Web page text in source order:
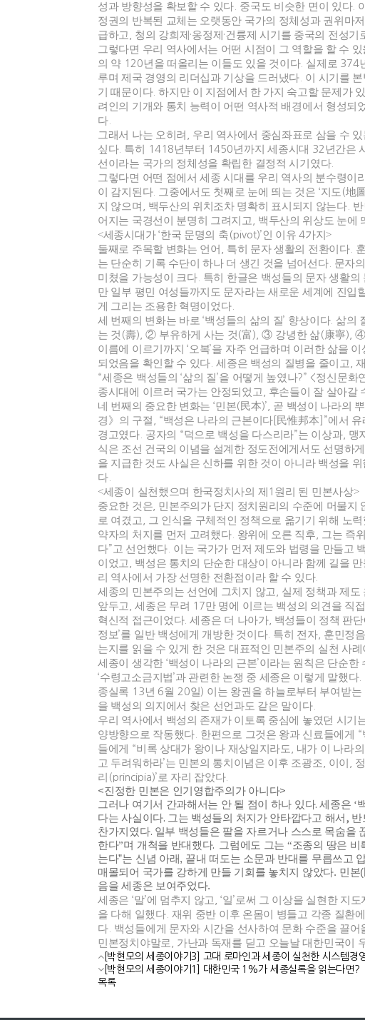
성과 방향성을 확보할 수 있다 중국도 비슷한 면이 있다.
정권의 반복된 교체는 오랫동안 국가의 정체성과 권위마
급하고
청의 강희제 ·옹정제 ·건륭제 시기를 중국의 전성기
그렇다면 우리 역사에서는 어떤 시점이 그 역할을 할 수 있
의 약 120 년을 떠올리는 이들도 있을 것이다. 실제로 374
루며 제국 경영의 리더십과 기상을 드러냈다 이 시기를
기 때문이다.하지만 이 지점에서 한 가지 숙고할 문제가
려인의 기개와 통치 능력이 어떤 역사적 배경에서 형성되
다.
그래서 나는 오히려 우리 역사에서 중심좌표로 삼을 수
싶다. 특히 1418 년부터 1450 년까지 세종시대 32 년간은
선이라는 국가의 정체성을 확립한 결정적 시기였다.
그렇다면 어떤 점에서 세종 시대를 우리 역사의 분수령이
이 감지된다. 그중에서도 첫째로 눈에 띄는 것은 ‘지도 (地圖
지 않으며
백두산의 위치조차 명확히 표시되지 않는다.
어지는 국경선이 분명히 그려지고
백두산의 위상도 눈에
<세종시대가 ‘한국 문명의 축 (pivot)’인 이유4가지>
둘째로 주목할 변화는 언어
특히 문자 생활의 전환이다.
는 단순히 기록 수단이 하나 더 생긴 것을 넘어선다. 문자
미쳤을 가능성이 크다. 특히 한글은 백성들의 문자 생활
만 일부 평민 여성들까지도 문자라는 새로운 세계에 진입
게 그리는 조용한 혁명이었다.
세 번째의 변화는 바로‘백성들의 삶의 질’ 향상이다. 삶의
는 것 (壽),② 부유하게 사는 것 (富 ),③ 강녕한 삶( 康寧), ④
이름에 이르기까지 ‘ 오복’을 자주 언급하며 이러한 삶을
되었음을 확인할 수 있다 .세종은 백성의 질병을 줄이고
“세종은 백성들의‘삶의 질’을 어떻게 높였나?” <정신문화
종시대에 이르러 국가는 안정되었고
후손들이 잘 살아갈
네 번째의 중요한 변화는 ‘민본( 民本)’, 곧 백성이 나라의
경》 의 구절 , “백성은 나라의 근본이다[ 民惟邦本 ]”에서 유
경고였다. 공자의 “덕으로 백성을 다스리라”는 이상과, 맹
식은 조선 건국의 이념을 설계한 정도전에게서도 선명하
을 지급한 것도 사실은 신하를 위한 것이 아니라 백성을
다.
<세종이 실천했으며 한국정치사의 제 1 원리 된 민본사상>
중요한 것은 민본주의가 단지 정치원리의 수준에 머물지
로 여겼고
그 인식을 구체적인 정책으로 옮기기 위해 노
약자의 처지를 먼저 고려했다. 왕위에 오른 직후 그는 즉
다” 고 선언했다. 이는 국가가 먼저 제도와 법령을 만들고
이었고
백성은 통치의 단순한 대상이 아니라 함께 길을
리 역사에서 가장 선명한 전환점이라 할 수 있다.
세종의 민본주의는 선언에 그치지 않고 실제 정책과 제도
앞두고
,세종은 무려 17만 명에 이르는 백성의 의견을 직
혁신적 접근이었다.세종은 더 나아가, 백성들이 정책 판
정보’를 일반 백성에게 개방한 것이다. 특히 전자, 훈민정
는지를 읽을 수 있게 한 것은 대표적인 민본주의 실천 사례
세종이 생각한 ‘백성이 나라의 근본’이라는 원칙은 단순한
‘수령고소금지법’과 관련한 논쟁 중 세종은 이렇게 말했다.
종실록 13 년 6월 20일) 이는 왕권을 하늘로부터 부여받
을 백성의 의지에서 찾은 선언과도 같은 말이다.
우리 역사에서 백성의 존재가 이토록 중심에 놓였던 시기
양방향으로 작동했다 한편으로 그것은 왕과 신료들에게 “
들에게
“비록 상대가 왕이나 재상일지라도 내가 이 나라
고 두려워하라’는 민본의 통치이념은 이후 조광조 이이
리 (principia)’ 로 자리 잡았다.
<진정한 민본은 인기영합주의가 아니다>
그러나 여기서 간과해서는 안 될 점이 하나 있다.세종은 ‘
다는 사실이다. 그는 백성들의 처지가 안타깝다고 해서 , 반
찬가지였다. 일부 백성들은 팔을 자르거나 스스로 목숨을
한다”며 개척을 반대했다. 그럼에도 그는 “조종의 땅은 비
는다”는 신념 아래, 끝내 떠도는 소문과 반대를 무릅쓰고
매몰되어 국가를 강하게 만들 기회를 놓치지 않았다. 민본(
음을 세종은 보여주었다.
세종은 ‘말’에 멈추지 않고 , ‘일’ 로써 그 이상을 실현한 지도
을 다해 일했다. 재위 중반 이후 온몸이 병들고 각종 질환
다. 백성들에게 문자와 시간을 선사하여 문화 수준을 끌어
민본정치야말로
가난과 독재를 딛고 오늘날 대한민국이
[박현모의 세종이야기3] 고대 로마인과 세종이 실천한 시스템경
[박현모의 세종이야기1] 대한민국 1%가 세종실록을 읽는다면?
목록